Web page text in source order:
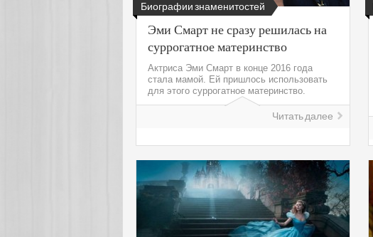
Биографии знаменитостей
Эми Смарт не сразу решилась на
суррогатное материнство
Актриса Эми Смарт в конце 2016 года
стала мамой. Ей пришлось использовать
для этого суррогатное материнство.
Читать далее